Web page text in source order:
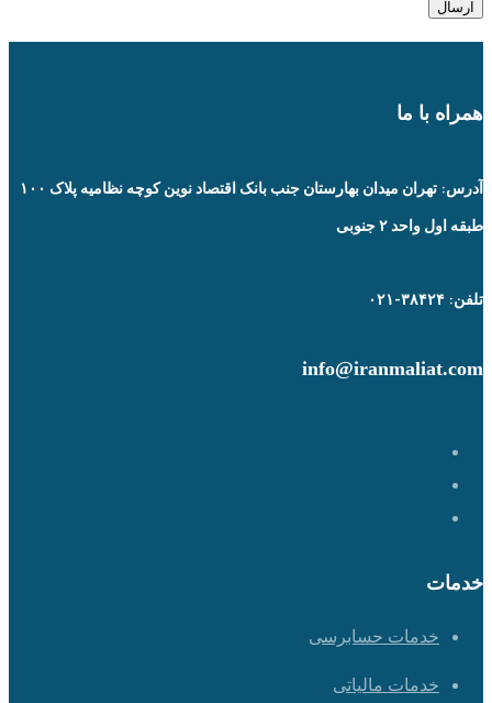
همراه با ما
آدرس: تهران میدان بهارستان جنب بانک اقتصاد نوین کوچه نظامیه پلاک ۱۰۰
طبقه اول واحد ۲ جنوبی
تلفن: ۳۸۴۲۴-۰۲۱
info@iranmaliat.com
خدمات
خدمات حسابرسی
خدمات مالیاتی